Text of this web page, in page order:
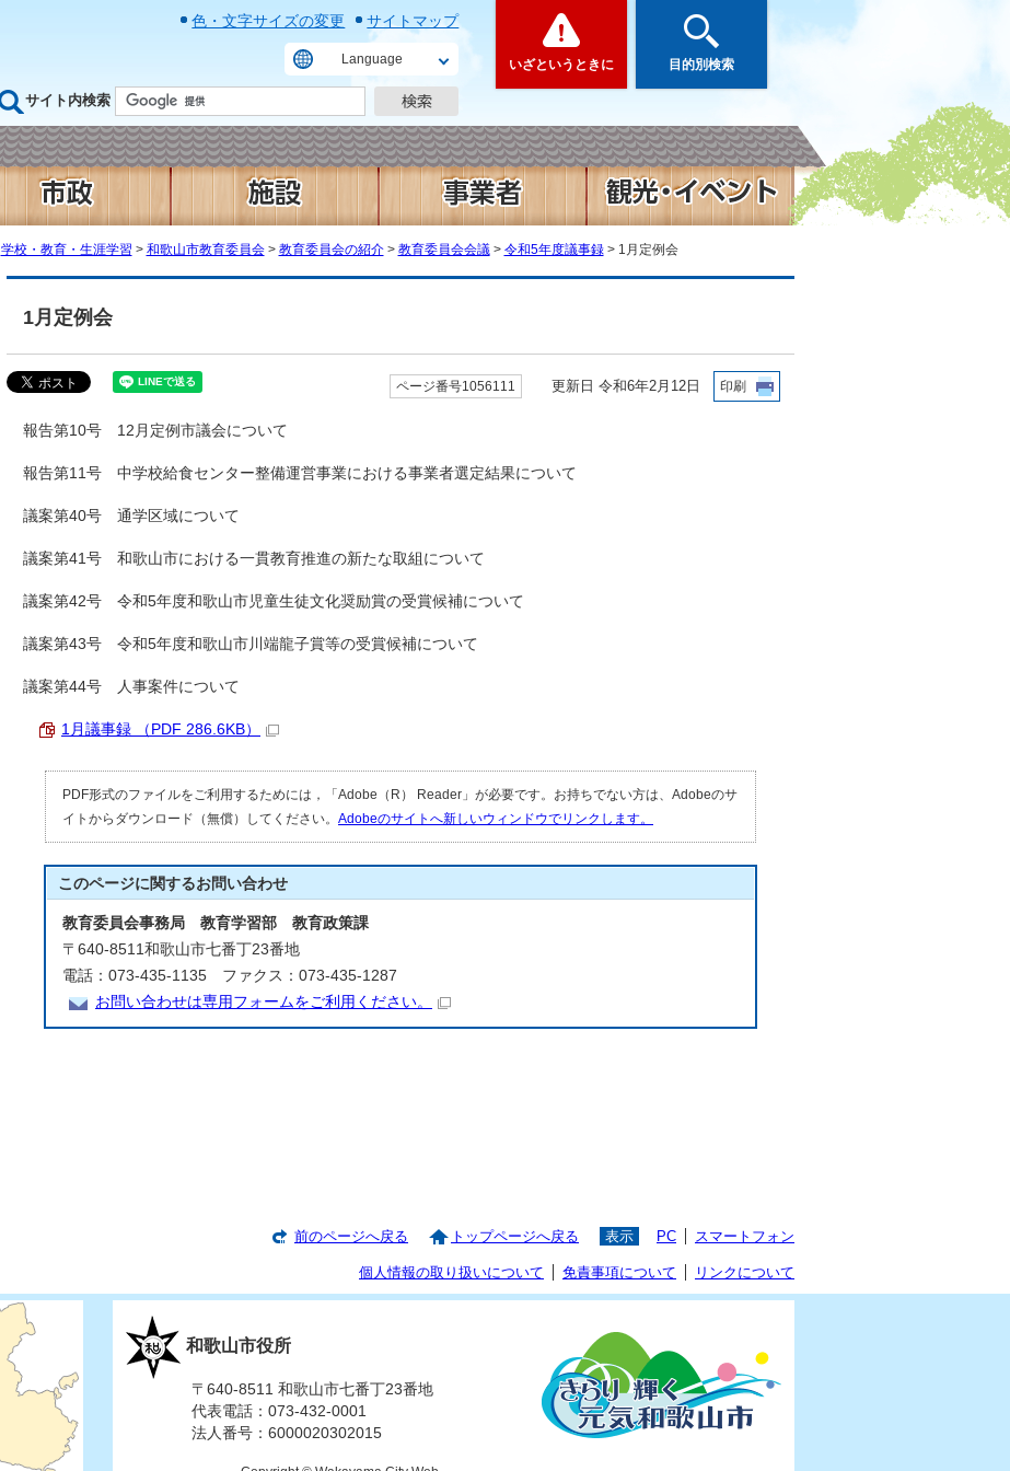
色・文字サイズの変更 サイトマップ
Language
サイト内検索
いざというときに 目的別検索
学校・教育・生涯学習 > 和歌山市教育委員会> 教育委員会の紹介> 教育委員会会議> 令和5年度議事録> 1月定例会
1月定例会
ページ番号1056111 更新日 令和6年2月12日 印刷
報告第10号 12月定例市議会について
報告第11号 中学校給食センター整備運営事業における事業者選定結果について
議案第40号 通学区域について
議案第41号 和歌山市における一貫教育推進の新たな取組について
議案第42号 令和5年度和歌山市児童生徒文化奨励賞の受賞候補について
議案第43号 令和5年度和歌山市川端龍子賞等の受賞候補について
議案第44号 人事案件について
1月議事録 （PDF 286.6KB）
PDF形式のファイルをご利用するためには，「Adobe（R） Reader」が必要です。お持ちでない方は、Adobeのサ
イトからダウンロード（無償）してください。 Adobeのサイトへ新しいウィンドウでリンクします。
このページに関するお問い合わせ
教育委員会事務局 教育学習部 教育政策課
〒640-8511和歌山市七番丁23番地
電話：073-435-1135 ファクス：073-435-1287
お問い合わせは専用フォームをご利用ください。
前のページへ戻る トップページへ戻る 表示 PC スマートフォン
個人情報の取り扱いについて 免責事項について リンクについて
和歌山市役所
〒640-8511 和歌山市七番丁23番地
代表電話：073-432-0001
法人番号：6000020302015